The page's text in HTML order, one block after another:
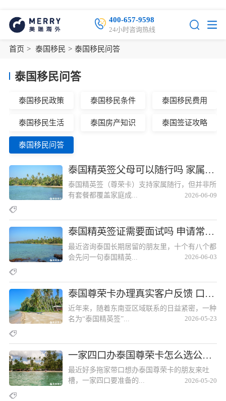
400-657-9598
24小时咨询热线
首页 > 泰国移民 > 泰国移民问答
泰国移民问答
泰国移民政策 泰国移民条件 泰国移民费用
泰国移民生活 泰国房产知识 泰国签证攻略
泰国移民问答
泰国精英签父母可以随行吗 家属附加规则详解泰国精英签父母可以随行吗 家属附加规则详解
泰国精英签（尊荣卡）支持家属随行，但并非所
有套餐都覆盖家庭成...
2026-06-09
泰国精英签证需要面试吗 申请常见问题全解答泰国精英签证需要面试吗 申请常见问题全解答
最近咨询泰国长期居留的朋友里，十个有八个都
会先问一句泰国精英...
2026-06-03
泰国尊荣卡办理真实客户反馈 口碑好的机构该如何选择？泰国尊荣卡办理真实客户反馈 口碑好的机构该如何选择？
近年来，随着东南亚区域联系的日益紧密，一种
名为“泰国精英签”...
2026-05-23
一家四口办泰国尊荣卡怎么选公司？一家四口办泰国尊荣卡怎么选公司？
最近好多拖家带口想办泰国尊荣卡的朋友来吐
槽，一家四口要准备的...
2026-05-20